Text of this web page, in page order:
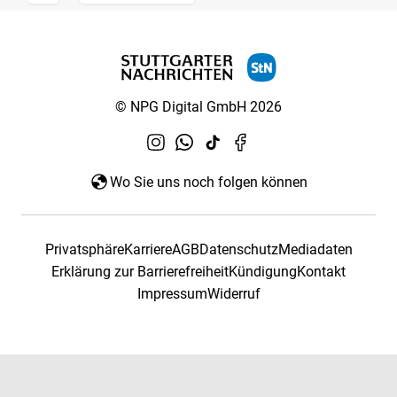
© NPG Digital GmbH 2026
Wo Sie uns noch folgen können
PrivatsphäreKarriereAGBDatenschutzMediadaten
Erklärung zur BarrierefreiheitKündigungKontakt
ImpressumWiderruf